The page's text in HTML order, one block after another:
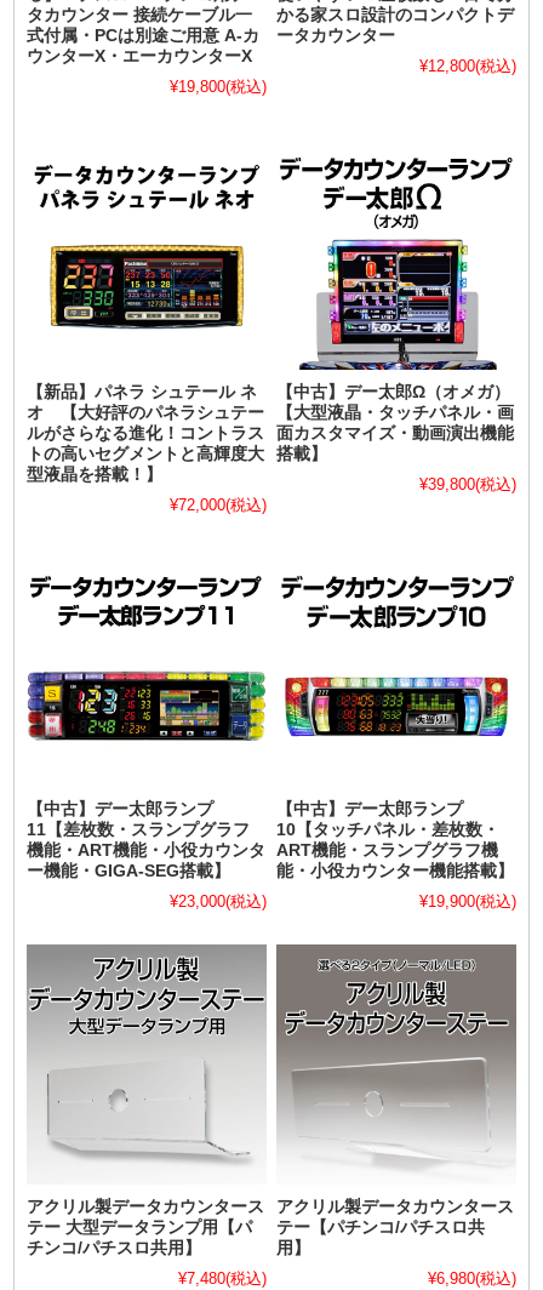
タカウンター 接続ケーブル一
式付属・PCは別途ご用意 A-カ
ウンターX・エーカウンターX
¥19,800(税込)
かる家スロ設計のコンパクトデ
ータカウンター
¥12,800(税込)
【新品】パネラ シュテール ネ
オ 【大好評のパネラシュテー
ルがさらなる進化！コントラス
トの高いセグメントと高輝度大
型液晶を搭載！】
¥72,000(税込)
【中古】デー太郎Ω（オメガ）
【大型液晶・タッチパネル・画
面カスタマイズ・動画演出機能
搭載】
¥39,800(税込)
【中古】デー太郎ランプ
11【差枚数・スランプグラフ
機能・ART機能・小役カウンタ
ー機能・GIGA-SEG搭載】
¥23,000(税込)
【中古】デー太郎ランプ
10【タッチパネル・差枚数・
ART機能・スランプグラフ機
能・小役カウンター機能搭載】
¥19,900(税込)
アクリル製データカウンタース
テー 大型データランプ用【パ
チンコ/パチスロ共用】
¥7,480(税込)
アクリル製データカウンタース
テー【パチンコ/パチスロ共
用】
¥6,980(税込)